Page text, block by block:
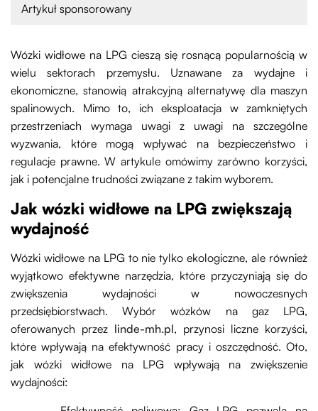
Artykuł sponsorowany
Wózki widłowe na LPG cieszą się rosnącą popularnością w
wielu sektorach przemysłu. Uznawane za wydajne i
ekonomiczne, stanowią atrakcyjną alternatywę dla maszyn
spalinowych. Mimo to, ich eksploatacja w zamkniętych
przestrzeniach wymaga uwagi z uwagi na szczególne
wyzwania, które mogą wpływać na bezpieczeństwo i
regulacje prawne. W artykule omówimy zarówno korzyści,
jak i potencjalne trudności związane z takim wyborem.
Jak wózki widłowe na LPG zwiększają
wydajność
Wózki widłowe na LPG to nie tylko ekologiczne, ale również
wyjątkowo efektywne narzędzia, które przyczyniają się do
zwiększenia wydajności w nowoczesnych
przedsiębiorstwach. Wybór wózków na gaz LPG,
oferowanych przez linde-mh.pl, przynosi liczne korzyści,
które wpływają na efektywność pracy i oszczędność. Oto,
jak wózki widłowe na LPG wpływają na zwiększenie
wydajności: